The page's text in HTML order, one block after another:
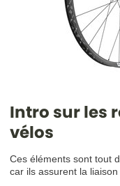
Intro sur les
vélos
Ces éléments sont tout
car ils assurent la